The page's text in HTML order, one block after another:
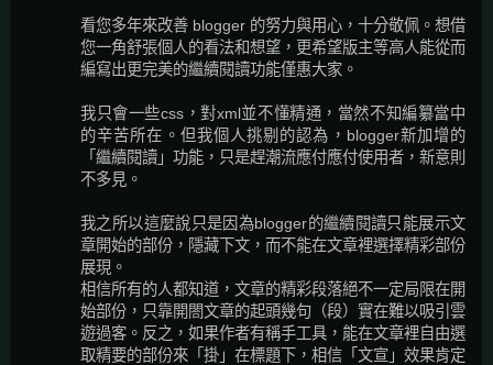
看您多年來改善 blogger 的努力與用心，十分敬佩。想借
您一角舒張個人的看法和想望，更希望版主等高人能從而
編寫出更完美的繼續閱讀功能僅惠大家。
我只會一些css，對xml並不懂精通，當然不知編纂當中
的辛苦所在。但我個人挑剔的認為，blogger新加增的
「繼續閱讀」功能，只是趕潮流應付應付使用者，新意則
不多見。
我之所以這麼說只是因為blogger的繼續閱讀只能展示文
章開始的部份，隱藏下文，而不能在文章裡選擇精彩部份
展現。
相信所有的人都知道，文章的精彩段落絕不一定局限在開
始部份，只靠開閤文章的起頭幾句（段）實在難以吸引雲
遊過客。反之，如果作者有稱手工具，能在文章裡自由選
取精要的部份來「掛」在標題下，相信「文宣」效果肯定